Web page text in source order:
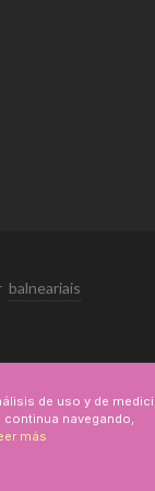
balneariais
de uso y de
navegando,
más